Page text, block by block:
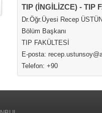
TIP (İNGİLİZCE) - TIP
Dr.Öğr.Üyesi Recep
Bölüm Başkanı
TIP FAKÜLTESİ
E-posta:
Telefon: +90